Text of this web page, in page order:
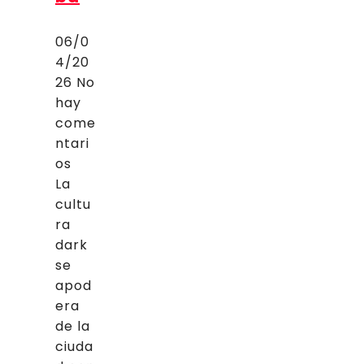
06/0
4/20
26 No
hay
come
ntari
os
La
cultu
ra
dark
se
apod
era
de la
ciuda